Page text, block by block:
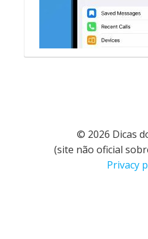
© 2026 Dicas
(site não oficial
Privacy